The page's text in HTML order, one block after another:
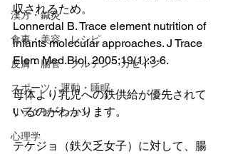
漢方・鍼灸
食事・美容・レシピ
皮膚・腸管・グルテン・カゼイン
スポーツ・運動・睡眠
リラクゼーション
心理学
収されるため。
Lonnerdal B. Trace element nutrition of
infants molecular approaches. J Trace
Elem Med Biol. 2005;19(1):3-6.
母体より乳児への鉄供給が優先されて
いるのがわかります。
テケジョ（鉄欠乏女子）に対して、腸